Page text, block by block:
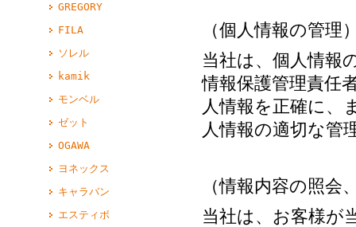
GREGORY
FILA
ソレル
kamik
モンベル
ゼット
OGAWA
ヨネックス
キャラバン
エスティボ
（個人情報の管理
当社は、個人情報
情報保護管理責任
人情報を正確に、
人情報の適切な管
（情報内容の照会
当社は、お客様が